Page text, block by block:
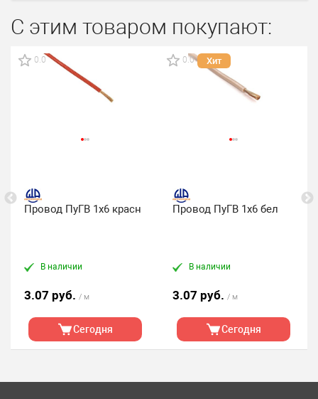
С этим товаром покупают:
0.0
Провод ПуГВ 1х6 красн
В наличии
3.07 руб. / м
Сегодня
0.0 Хит
Провод ПуГВ 1х6 бел
В наличии
3.07 руб. / м
Сегодня